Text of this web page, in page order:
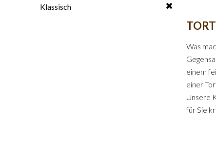
Klassisch
Was
einem
einer
Unsere
für Sie